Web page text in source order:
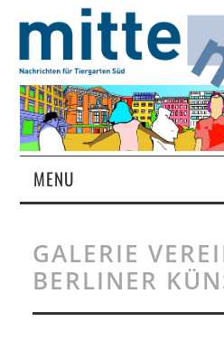
MENU
MAGAZIN
ÜBER UNS
GALERIE
BERLINER